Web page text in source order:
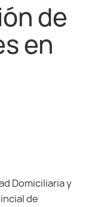
de
en
Domiciliaria y
de